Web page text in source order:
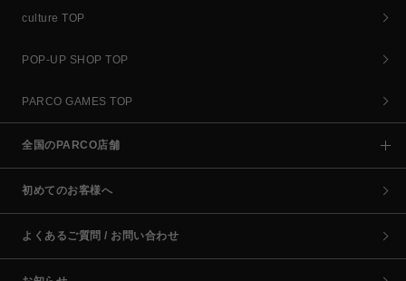
culture TOP
POP-UP SHOP TOP
PARCO GAMES TOP
全国のPARCO店舗
初めてのお客様へ
よくあるご質問 / お問い合わせ